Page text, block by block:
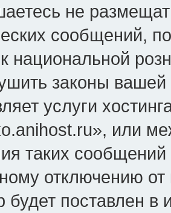
не
сообщений,
национальной
законы
услуги
или
таких
отключению
будет поставлен в